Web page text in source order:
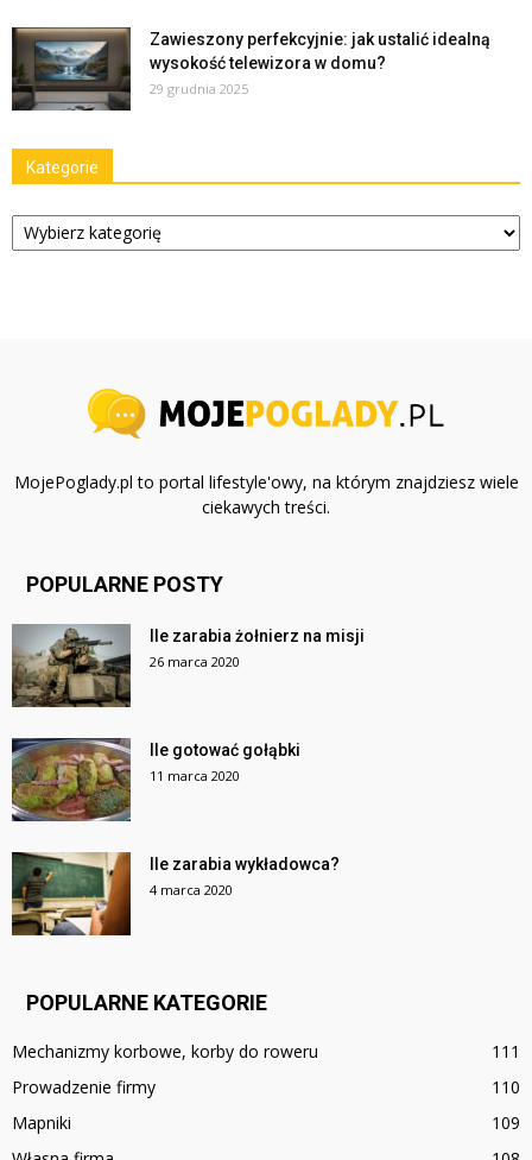
Zawieszony perfekcyjnie: jak ustalić idealną
wysokość telewizora w domu?
29 grudnia 2025
Kategorie
Kategorie
MojePoglady.pl to portal lifestyle'owy, na którym znajdziesz wiele
ciekawych treści.
POPULARNE POSTY
Ile zarabia żołnierz na misji
26 marca 2020
Ile gotować gołąbki
11 marca 2020
Ile zarabia wykładowca?
4 marca 2020
POPULARNE KATEGORIE
Mechanizmy korbowe, korby do roweru
111
Prowadzenie firmy
110
Mapniki
109